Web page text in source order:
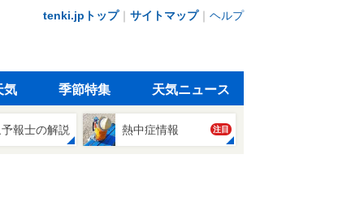
tenki.jpトップ｜ サイトマップ｜ ヘルプ
気 季節特集 天気ニュース
報士の解説 熱中症情報 注目